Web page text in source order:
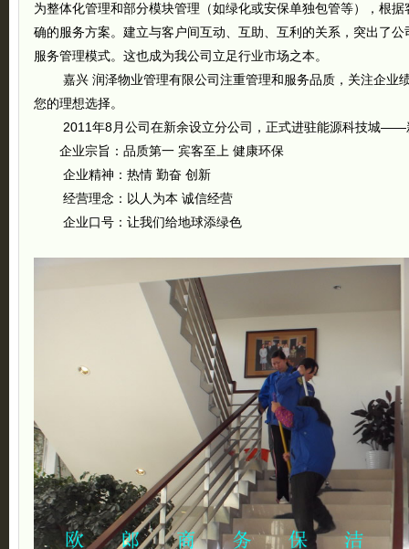
为整体化管理和部分模块管理（如绿化或安保单独包管等），根
确的服务方案。建立与客户间互动、互助、互利的关系，突出了
服务管理模式。这也成为我公司立足行业市场之本。
嘉兴 润泽物业管理有限公司注重管理和服务品质，关注企业
您的理想选择。
2011年8月公司在新余设立分公司，正式进驻能源科技城——
企业宗旨：品质第一 宾客至上 健康环保
企业精神：热情 勤奋 创新
经营理念：以人为本 诚信经营
企业口号：让我们给地球添绿色